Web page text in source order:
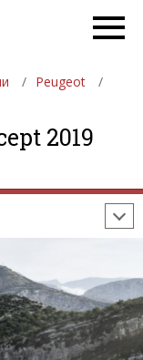
Peugeot
2019
ДЕВУШКИ